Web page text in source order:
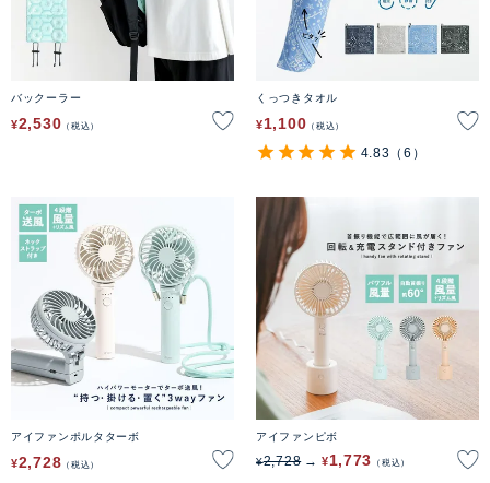
バックーラー
¥2,530 税込
くっつきタオル
¥1,100 税込
4.83 （6）
アイファンポルタターボ
¥2,728 税込
アイファンピボ
¥2,728 ¥1,773 税込